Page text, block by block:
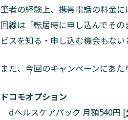
筆者の経験上、携帯電話の料金
回線は「転居時に申し込んでそ
ビスを知る・申し込む機会もな
また、今回のキャンペーンにあ
ドコモオプション
dヘルスケアパック 月額540円 [